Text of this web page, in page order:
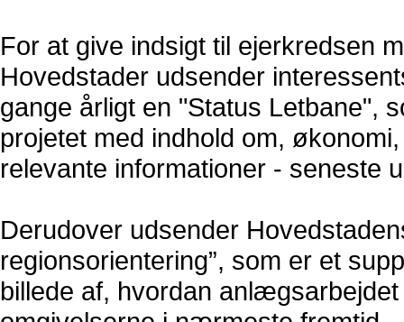
For at give indsigt til ejerkredsen
Hovedstader udsender
gange årligt en "Status Letbane",
projetet med indhold om,
relevante informationer - seneste
Derudover udsender
regionsorientering”, som er et
billede af, hvordan